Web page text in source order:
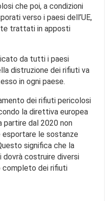
che poi, a condizioni
verso i paesi dell’UE,
trattati in apposti
da tutti i paesi
distruzione dei rifiuti va
in ogni paese.
dei rifiuti pericolosi
la direttiva europea
partire dal 2020 non
esportare le sostanze
significa che la
dovrà costruire diversi
dei rifiuti